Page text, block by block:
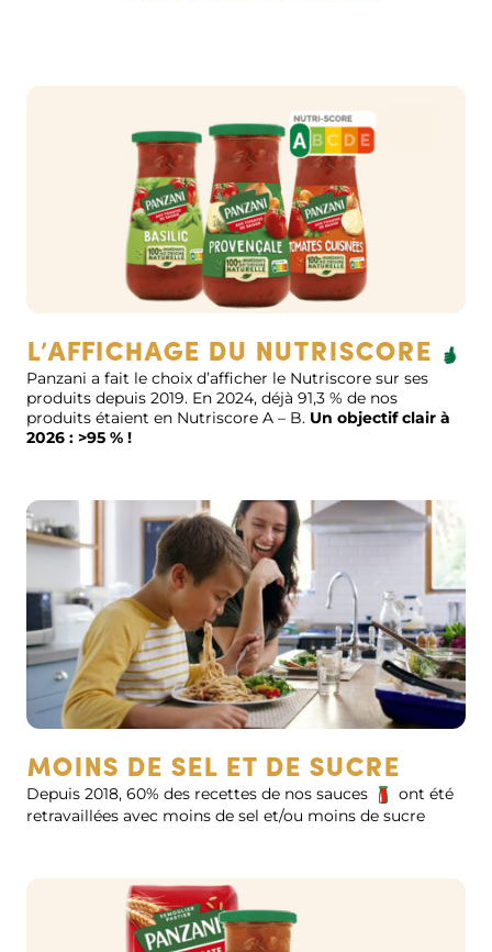
L’affichage du nutriscore
Panzani a fait le choix d’afficher le Nutriscore sur ses
produits depuis 2019. En 2024, déjà 91,3 % de nos
produits étaient en Nutriscore A – B. Un objectif clair à
2026 : >95 % !
moins de sel et de sucre
Depuis 2018, 60% des recettes de nos sauces
ont été
retravaillées avec moins de sel et/ou moins de sucre